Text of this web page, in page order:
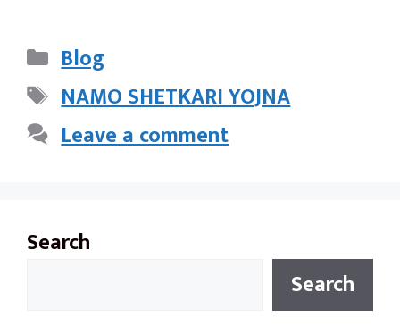
Categories
Blog
Tags
NAMO SHETKARI YOJNA
Leave a comment
Search
Search